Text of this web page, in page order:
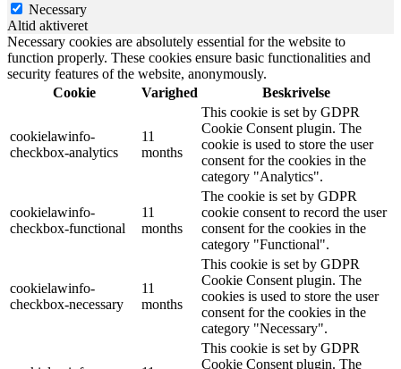
Necessary
Altid aktiveret
Necessary cookies are absolutely essential for the website to
function properly. These cookies ensure basic functionalities and
security features of the website, anonymously.
Cookie
Varighed Beskrivelse
cookielawinfo-
checkbox-analytics
11
months
This cookie is set by GDPR
Cookie Consent plugin. The
cookie is used to store the user
consent for the cookies in the
category "Analytics".
cookielawinfo-
checkbox-functional
11
months
The cookie is set by GDPR
cookie consent to record the user
consent for the cookies in the
category "Functional".
cookielawinfo-
checkbox-necessary
11
months
This cookie is set by GDPR
Cookie Consent plugin. The
cookies is used to store the user
consent for the cookies in the
category "Necessary".
This cookie is set by GDPR
Cookie Consent plugin. The